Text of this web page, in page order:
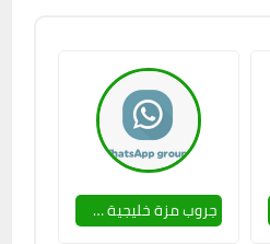
جروب مزة خليجية 🥵💕